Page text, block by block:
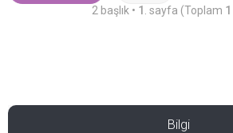
2 başlık • 1 . sayfa (Toplam 1
Bilgi